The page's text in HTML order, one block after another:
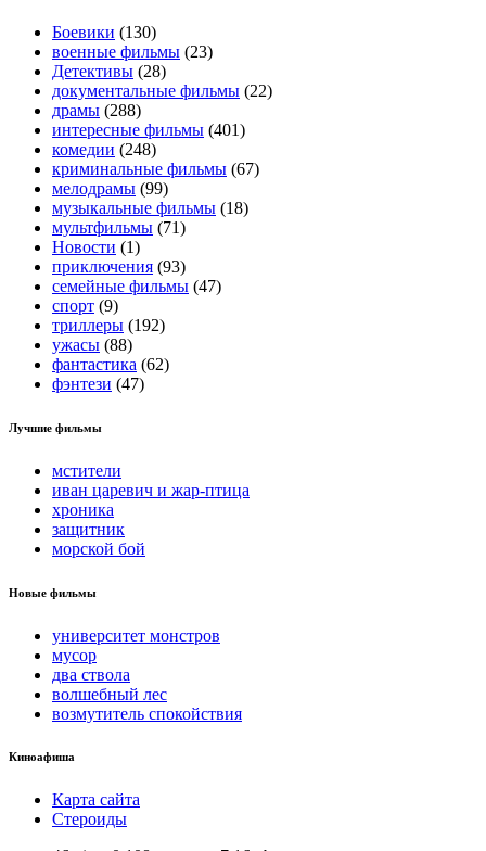
Боевики (130)
военные фильмы (23)
Детективы (28)
документальные фильмы (22)
драмы (288)
интересные фильмы (401)
комедии (248)
криминальные фильмы (67)
мелодрамы (99)
музыкальные фильмы (18)
мультфильмы (71)
Новости (1)
приключения (93)
семейные фильмы (47)
спорт (9)
триллеры (192)
ужасы (88)
фантастика (62)
фэнтези (47)
Лучшие фильмы
мстители
иван царевич и жар-птица
хроника
защитник
морской бой
Новые фильмы
университет монстров
мусор
два ствола
волшебный лес
возмутитель спокойствия
Киноафиша
Карта сайта
Стероиды